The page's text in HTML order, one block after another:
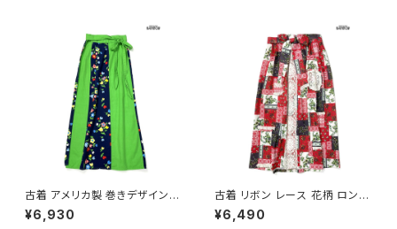
古着 アメリカ製 巻きデザイン
花柄 コットン ロング丈 スカート
緑 紺 (btu2604010)
¥6,930
古着 リボン レース 花柄 ロング
丈 スカート 赤 (btu2605011)
¥6,490